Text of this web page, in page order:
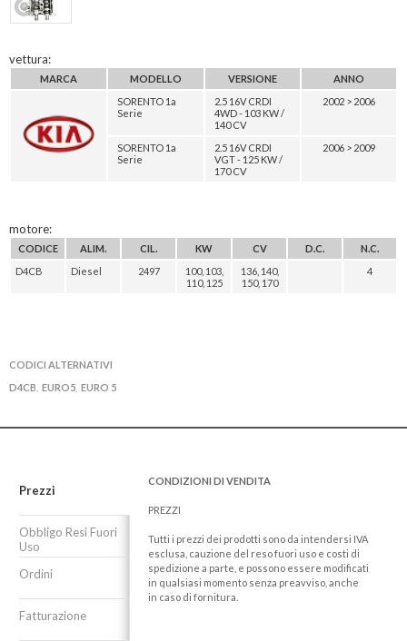
vettura:
MARCA MODELLO VERSIONE
ANNO
SORENTO 1a
Serie
2.5 16V CRDI
4WD - 103 KW /
140 CV
2002 > 2006
SORENTO 1a
Serie
2.5 16V CRDI
VGT - 125 KW /
170 CV
2006 > 2009
motore:
CODICE ALIM. CIL. KW CV D.C.
N.C.
D4CB
Diesel 2497
100, 103,
110, 125
136, 140,
150, 170
4
CODICI ALTERNATIVI
D4CB EURO5 EURO 5
Prezzi
Obbligo Resi Fuori
Uso
Ordini
Fatturazione
CONDIZIONI DI VENDITA
PREZZI
Tutti i prezzi dei prodotti sono da intendersi IVA
esclusa, cauzione del reso fuori uso e costi di
spedizione a parte, e possono essere modificati
in qualsiasi momento senza preavviso, anche
in caso di fornitura.